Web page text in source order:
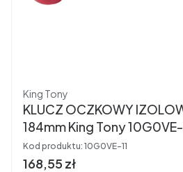
Producent
King Tony
KLUCZ OCZKOWY
184mm King Tony 10G0VE-
Kod produktu: 10G0VE-11
Cena brutto
168,55 zł